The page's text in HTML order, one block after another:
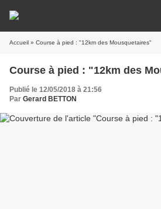
Accueil » Course à pied : "12km des Mousquetaires"
Course à pied : "12km des
Publié le 12/05/2018 à 21:56
Par Gerard BETTON